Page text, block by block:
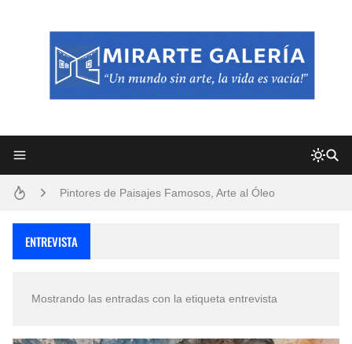
Pintores de Paisajes Famosos, Arte al Óleo
San Valentín Dibujos a Lápiz del 14 de Febrero
ENTREVISTA
Mostrando las entradas con la etiqueta entrevista